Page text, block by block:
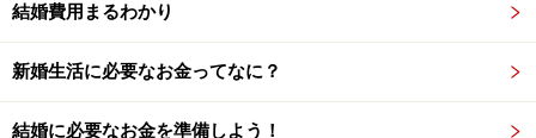
結婚費用まるわかり
新婚生活に必要なお金ってなに？
結婚に必要なお金を準備しよう！